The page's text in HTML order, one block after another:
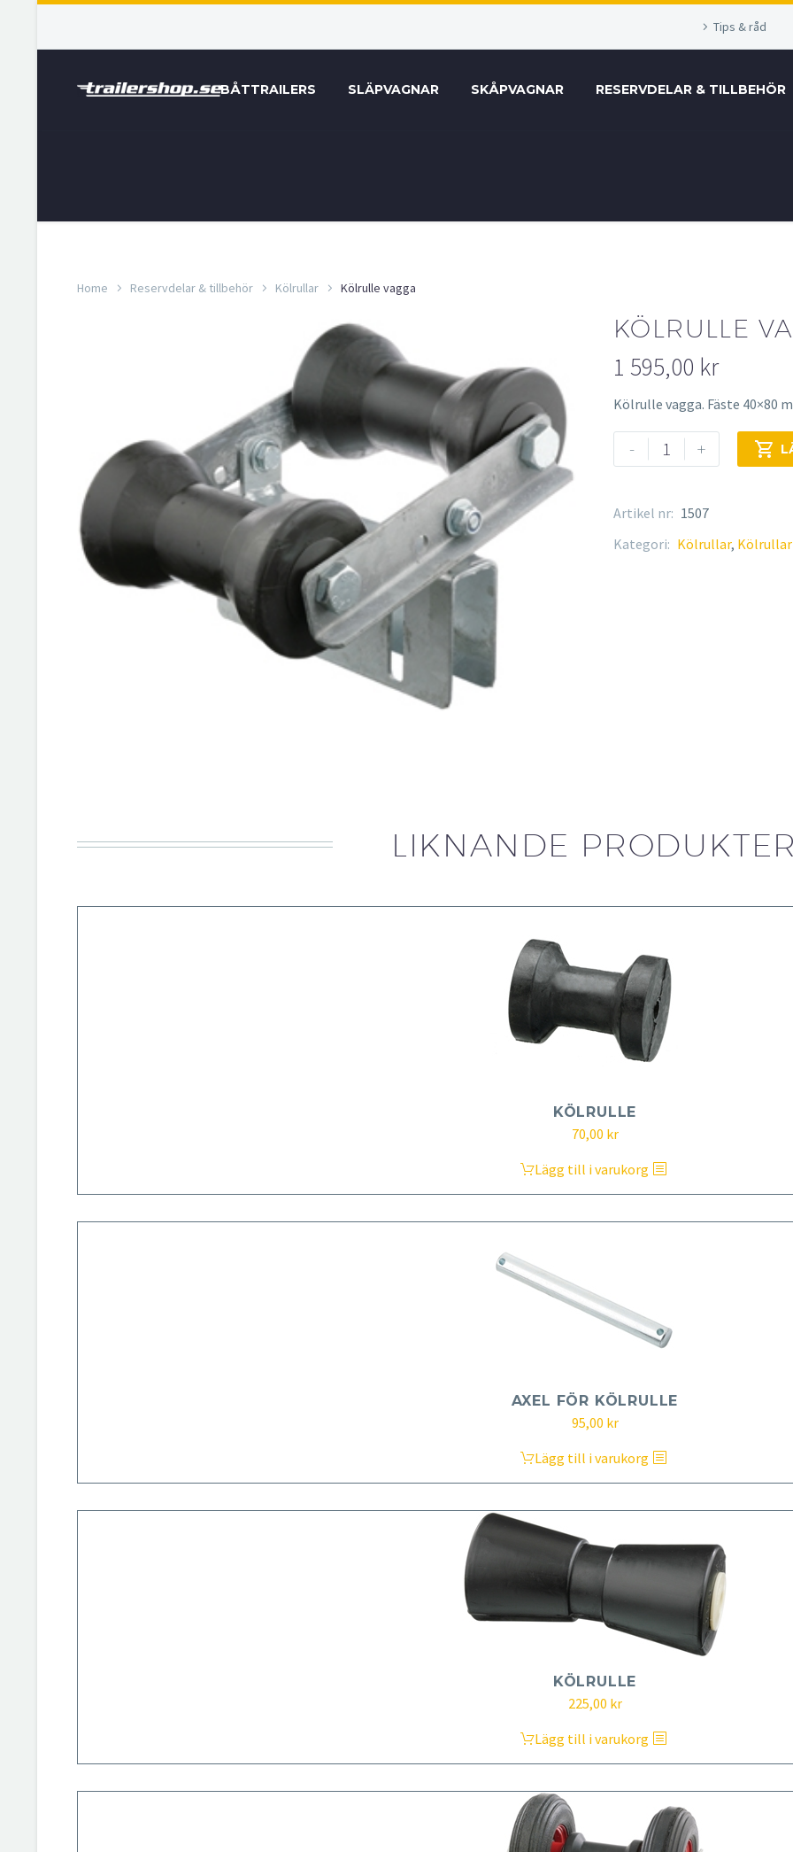
Tips & råd
BÅTTRAILERS SLÄPVAGNAR SKÅPVAGNAR RESERVDELAR & TILLBEHÖR
Home Reservdelar & tillbehör Kölrullar Kölrulle vagga
KÖLRULLE
1 595,00 kr
Kölrulle vagga. Fäste 40×80
-
Kölrulle
vagga
+ 
Artikel nr: 1507
Kategori: Kölrullar,
LIKNANDE
KÖLRULLE
70,00 kr
Lägg till i varukorg
AXEL FÖR KÖLRULLE
95,00 kr
Lägg till i varukorg
KÖLRULLE
225,00 kr
Lägg till i varukorg